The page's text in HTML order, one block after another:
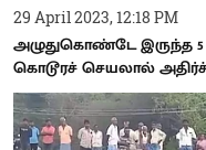
29 April 2023, 12:18 PM
அழுதுகொண்டே இருந்த
கொடூரச் செயலால்